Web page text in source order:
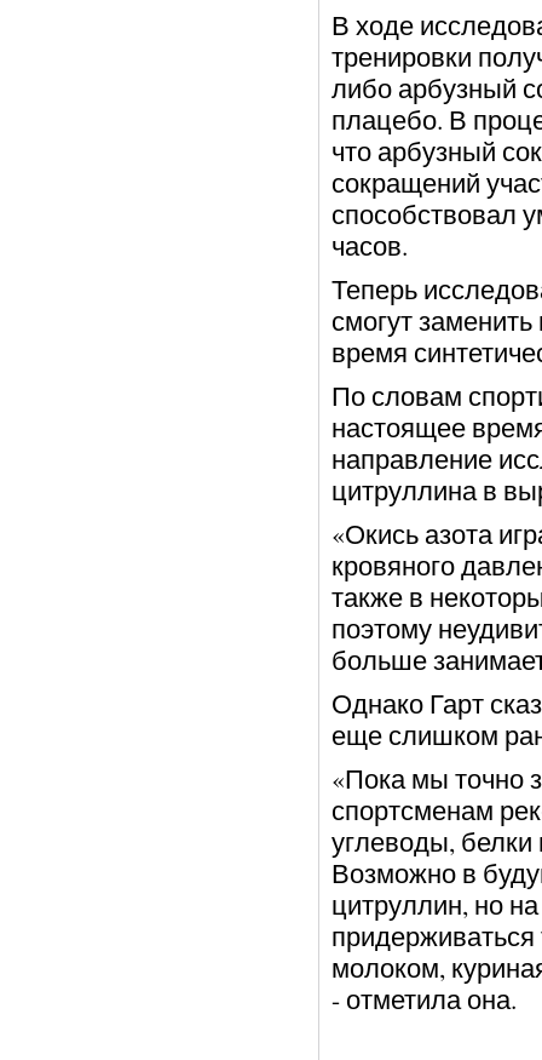
В ходе
тренировки
либо арбузный
плацебо. В
что арбузный
сокращений
способствовал
часов.
Теперь
смогут
время
По словам
настоящее
направление
цитруллина в
«Окись азота
кровяного
также в
поэтому
больше
Однако Гарт
еще слишком
«Пока мы точно
спортсменам
углеводы,
Возможно в
цитруллин, но
молоком,
- отметила она.